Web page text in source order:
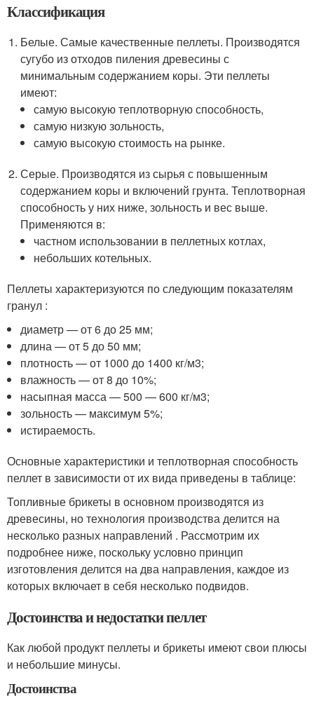
Классификация
Белые. Самые качественные пеллеты. Производятся
сугубо из отходов пиления древесины с
минимальным содержанием коры. Эти пеллеты
имеют:
самую высокую теплотворную способность,
самую низкую зольность,
самую высокую стоимость на рынке.
Серые. Производятся из сырья с повышенным
содержанием коры и включений грунта. Теплотворная
способность у них ниже, зольность и вес выше.
Применяются в:
частном использовании в пеллетных котлах,
небольших котельных.
Пеллеты характеризуются по следующим показателям
гранул :
диаметр — от 6 до 25 мм;
длина — от 5 до 50 мм;
плотность — от 1000 до 1400 кг/м3;
влажность — от 8 до 10%;
насыпная масса — 500 — 600 кг/м3;
зольность — максимум 5%;
истираемость.
Основные характеристики и теплотворная способность
пеллет в зависимости от их вида приведены в таблице:
Топливные брикеты в основном производятся из
древесины, но технология производства делится на
несколько разных направлений . Рассмотрим их
подробнее ниже, поскольку условно принцип
изготовления делится на два направления, каждое из
которых включает в себя несколько подвидов.
Достоинства и недостатки пеллет
Как любой продукт пеллеты и брикеты имеют свои плюсы
и небольшие минусы.
Достоинства